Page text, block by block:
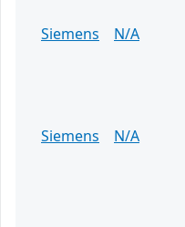
Siemens
N/A
Siemens
N/A